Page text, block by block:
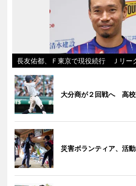
長友佑都、Ｆ東京で現役続行 Ｊリー
大分商が２回戦へ 高
災害ボランティア、活